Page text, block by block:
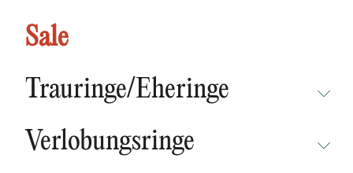
Sale
Trauringe/Eheringe
NEUHEITEN
Verlobungsringe
Oberfläche Alesha